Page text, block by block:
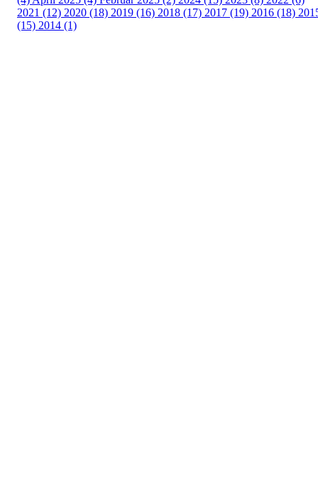
2021 (12) 2020 (18) 2019 (16) 2018 (17) 2017 (19) 2016 (18)
(15) 2014 (1)